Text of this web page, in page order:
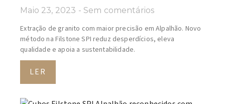
Maio 23, 2023 Sem comentários
Extração de granito com maior precisão em Alpalhão. Novo
método na Filstone SPI reduz desperdícios, eleva
qualidade e apoia a sustentabilidade.
LER